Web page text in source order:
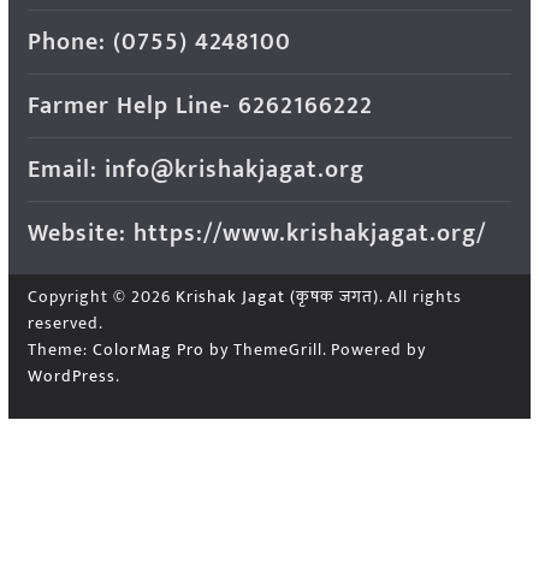
Phone: (0755) 4248100
Farmer Help Line- 6262166222
Email: info@krishakjagat.org
Website: https://www.krishakjagat.org/
Copyright © 2026 Krishak Jagat (कृषक जगत). All rights
reserved.
Theme: ColorMag Pro by ThemeGrill. Powered by
WordPress.